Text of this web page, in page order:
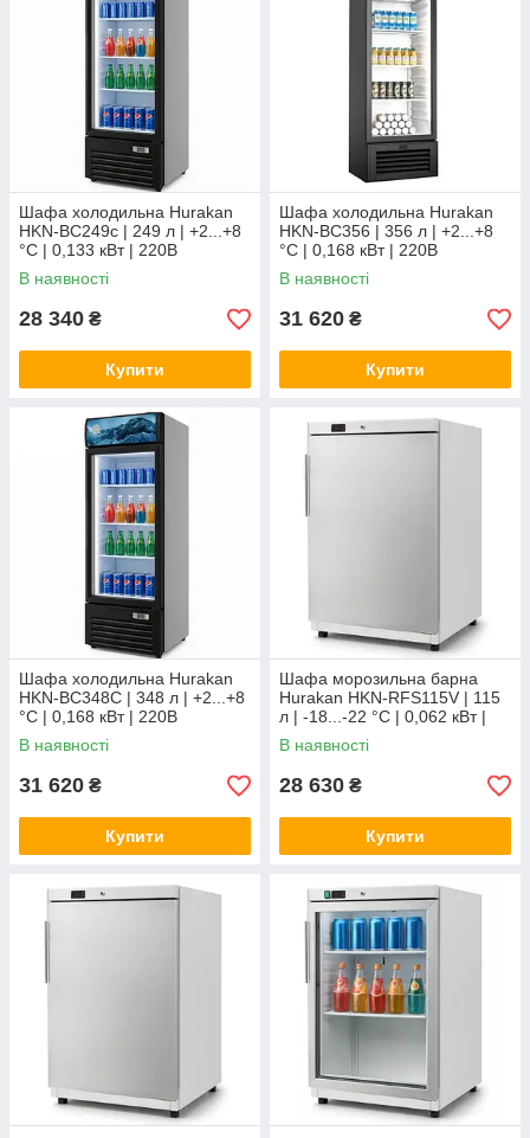
Шафа холодильна Hurakan
HKN-BC249c | 249 л | +2...+8
°C | 0,133 кВт | 220В
В наявності
28 340 ₴
Купити
Шафа холодильна Hurakan
HKN-BC356 | 356 л | +2...+8
°C | 0,168 кВт | 220В
В наявності
31 620 ₴
Купити
Шафа холодильна Hurakan
HKN-BC348С | 348 л | +2...+8
°C | 0,168 кВт | 220В
В наявності
31 620 ₴
Купити
Шафа морозильна барна
Hurakan HKN-RFS115V | 115
л | -18...-22 °C | 0,062 кВт |
220В
В наявності
28 630 ₴
Купити